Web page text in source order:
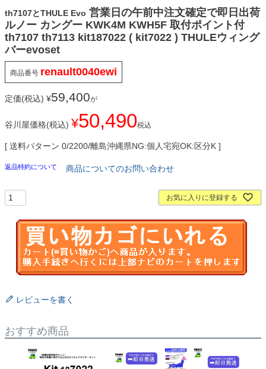
th7107とTHULE Evo 営業日の午前中注文確定で即日出荷
ルノー カングー KWK4M KWH5F 取付ポイント付
th7107 th7113 kit187022 ( kit7022 ) THULEウィング
バーevoset
商品番号 renault0040ewi
定価(税込) ¥59,400が
谷川屋価格(税込) ¥50,490税込
送料パターン 0/2200/離島沖縄県NG:個人宅宛OK:区分K
返品特約について 商品についてのお問い合わせ
お気に入りに登録する
レビューを書く
おすすめ商品